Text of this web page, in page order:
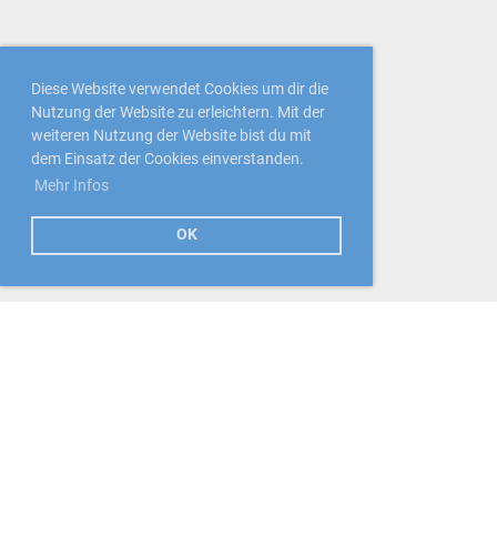
Diese Website verwendet Cookies um dir die
Nutzung der Website zu erleichtern. Mit der
weiteren Nutzung der Website bist du mit
dem Einsatz der Cookies einverstanden.
Mehr Infos
OK